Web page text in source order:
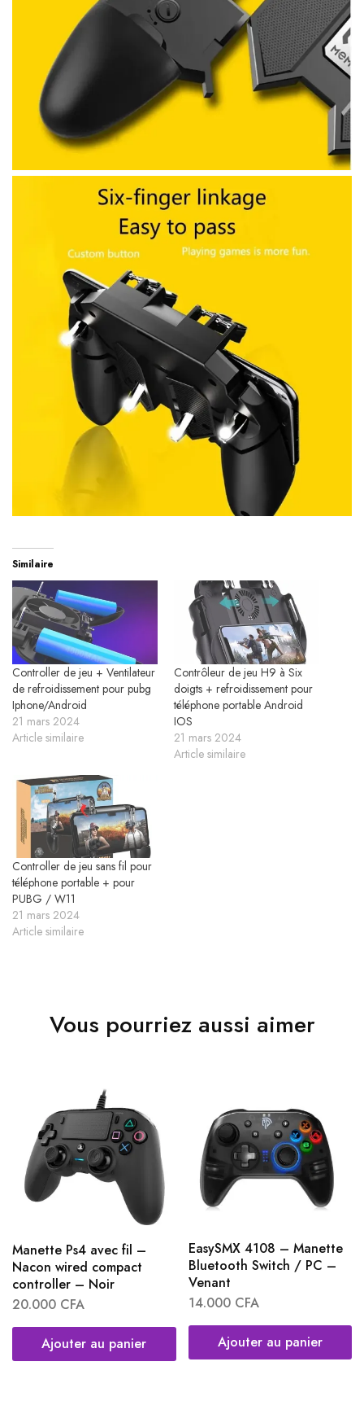
Similaire
Controller de jeu + Ventilateur
de refroidissement pour pubg
Iphone/Android
21 mars 2024
Article similaire
Contrôleur de jeu H9 à Six
doigts + refroidissement pour
téléphone portable Android
IOS
21 mars 2024
Article similaire
Controller de jeu sans fil pour
téléphone portable + pour
PUBG / W11
21 mars 2024
Article similaire
Vous pourriez aussi aimer
Manette Ps4 avec fil –
Nacon wired compact
controller – Noir
20.000 CFA
Ajouter au panier
EasySMX 4108 – Manette
Bluetooth Switch / PC –
Venant
14.000 CFA
Ajouter au panier